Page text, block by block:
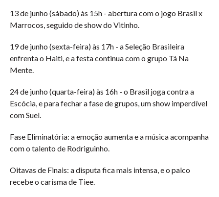
13 de junho (sábado) às 15h - abertura com o jogo Brasil x
Marrocos, seguido de show do Vitinho.
19 de junho (sexta-feira) às 17h - a Seleção Brasileira
enfrenta o Haiti, e a festa continua com o grupo Tá Na
Mente.
24 de junho (quarta-feira) às 16h - o Brasil joga contra a
Escócia, e para fechar a fase de grupos, um show imperdível
com Suel.
Fase Eliminatória: a emoção aumenta e a música acompanha
com o talento de Rodriguinho.
Oitavas de Finais: a disputa fica mais intensa, e o palco
recebe o carisma de Tiee.